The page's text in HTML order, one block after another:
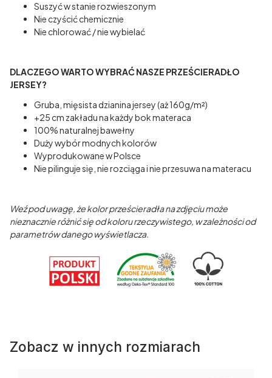
Suszyć w stanie rozwieszonym
Nie czyścić chemicznie
Nie chlorować / nie wybielać
DLACZEGO WARTO WYBRAĆ NASZE PRZEŚCIERADŁO
JERSEY?
Gruba, mięsista dzianina jersey (aż 160g/m²)
+25 cm zakładu na każdy bok materaca
100% naturalnej bawełny
Duży wybór modnych kolorów
Wyprodukowane w Polsce
Nie pilinguje się, nie rozciąga i nie przesuwa na materacu
Weź pod uwagę, że kolor prześcieradła na zdjęciu może
nieznacznie różnić się od koloru rzeczywistego, w zależności od
parametrów danego wyświetlacza.
Zobacz w innych rozmiarach